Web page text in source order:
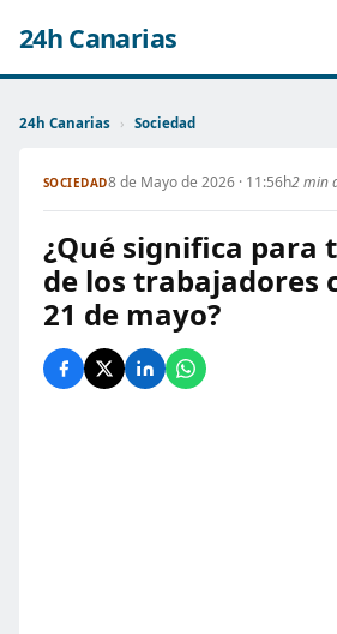
24h Canarias
24h Canarias › Sociedad
SOCIEDAD8 de Mayo de 2026 · 11:56h2 min
¿Qué significa para
de los trabajadores
21 de mayo?